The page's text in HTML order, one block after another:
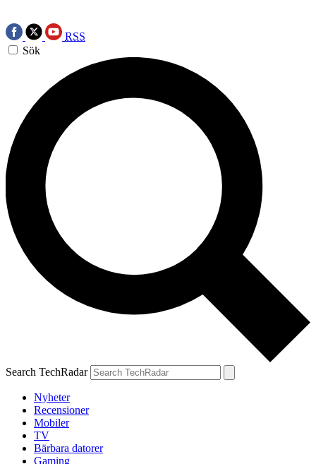
RSS
Sök
Search TechRadar
Nyheter
Recensioner
Mobiler
TV
Bärbara datorer
Gaming